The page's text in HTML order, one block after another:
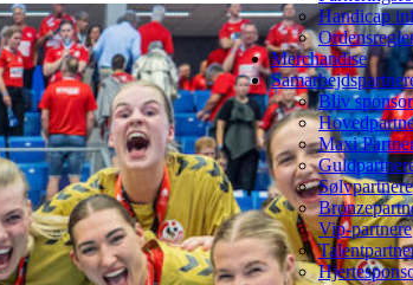
Handicap
Merchandise
Bliv
Maxi
Sølvpartnere
Vip-partnere